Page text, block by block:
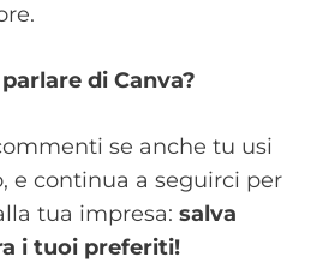
di Canva?
se anche tu usi
e continua a seguirci per
tua impresa: salva
i tuoi preferiti!